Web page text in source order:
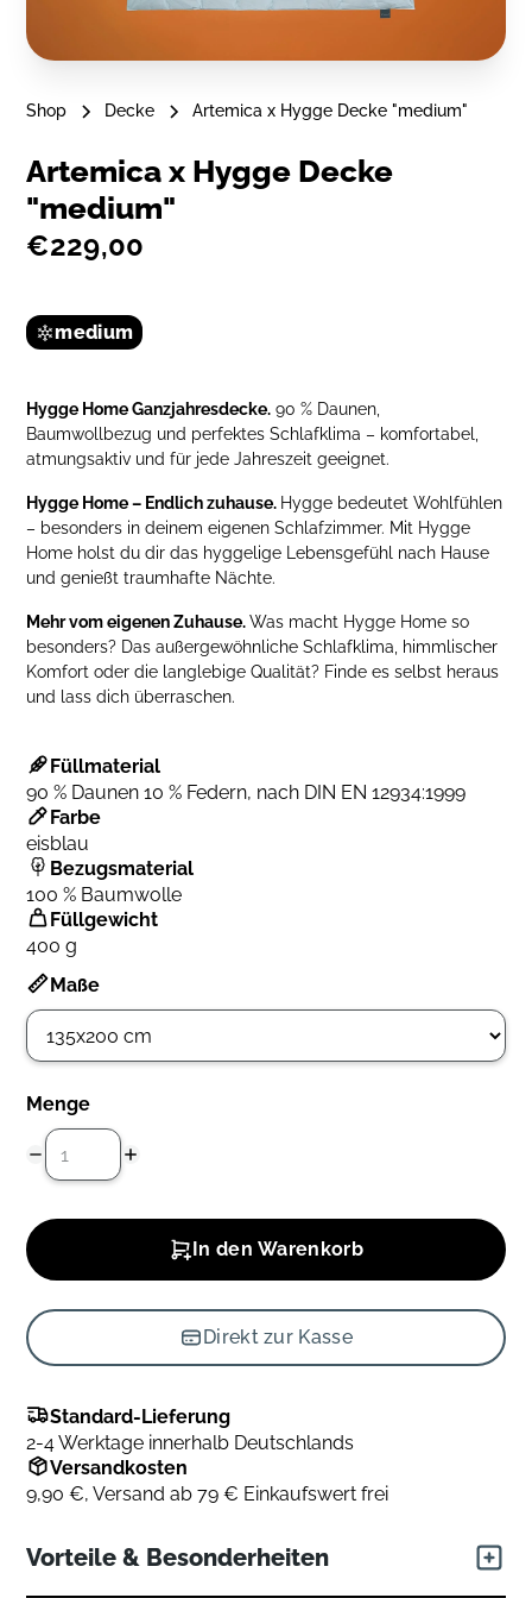
Shop Decke Artemica x Hygge Decke "medium"
Artemica x Hygge Decke
"medium"
€229,00
medium
Hygge Home Ganzjahresdecke. 90 % Daunen,
Baumwollbezug und perfektes Schlafklima – komfortabel,
atmungsaktiv und für jede Jahreszeit geeignet.
Hygge Home – Endlich zuhause. Hygge bedeutet Wohlfühlen
– besonders in deinem eigenen Schlafzimmer. Mit Hygge
Home holst du dir das hyggelige Lebensgefühl nach Hause
und genießt traumhafte Nächte.
Mehr vom eigenen Zuhause.Was macht Hygge Home so
besonders? Das außergewöhnliche Schlafklima, himmlischer
Komfort oder die langlebige Qualität? Finde es selbst heraus
und lass dich überraschen.
Füllmaterial
90 % Daunen 10 % Federn, nach DIN EN 12934:1999
Farbe
eisblau
Bezugsmaterial
100 % Baumwolle
Füllgewicht
400 g
Maße
Menge
In den Warenkorb
Direkt zur Kasse
Standard-Lieferung
2-4 Werktage innerhalb Deutschlands
Versandkosten
9,90 €, Versand ab 79 € Einkaufswert frei
Vorteile & Besonderheiten